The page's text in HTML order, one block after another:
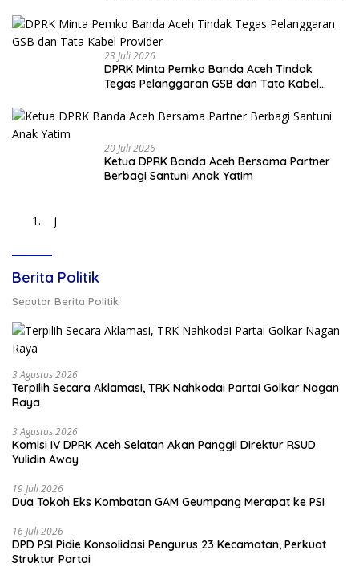
23 Juli 2026
DPRK Minta Pemko Banda Aceh Tindak
Tegas Pelanggaran GSB dan Tata Kabel
20 Juli 2026
Ketua DPRK Banda Aceh Bersama Partner
Berbagi Santuni Anak Yatim
j
Berita Politik
Seputar Berita Politik
3 Agustus 2026
Terpilih Secara Aklamasi, TRK Nahkodai Partai Golkar Nagan
Raya
3 Agustus 2026
Komisi IV DPRK Aceh Selatan Akan Panggil Direktur RSUD
Yulidin Away
19 Juli 2026
Dua Tokoh Eks Kombatan GAM Geumpang Merapat ke PSI
16 Juli 2026
DPD PSI Pidie Konsolidasi Pengurus 23 Kecamatan, Perkuat
Struktur Partai